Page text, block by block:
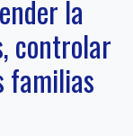
la
controlar
familias